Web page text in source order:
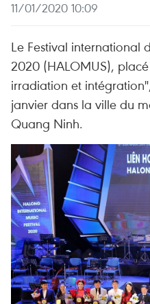
11/01/2020 10:09
Le Festival international
2020 (HALOMUS),
irradiation et
janvier dans la ville du
Quang Ninh.